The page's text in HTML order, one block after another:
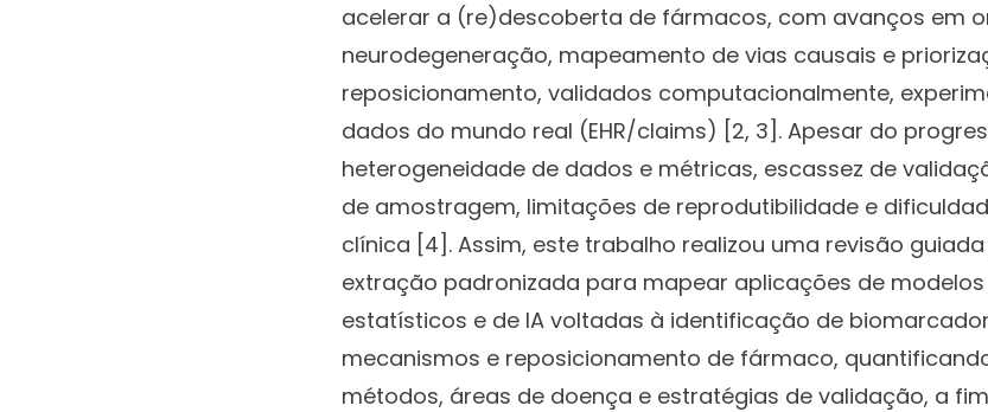
acelerar a (re)descoberta de fármacos, com avanços em
neurodegeneração, mapeamento de vias causais e
reposicionamento, validados computacionalmente,
dados do mundo real (EHR/claims) [2, 3]. Apesar do
heterogeneidade de dados e métricas, escassez de
de amostragem, limitações de reprodutibilidade e
clínica [4]. Assim, este trabalho realizou uma revisão
extração padronizada para mapear aplicações de
estatísticos e de IA voltadas à identificação de
mecanismos e reposicionamento de fármaco,
métodos, áreas de doença e estratégias de validação, a